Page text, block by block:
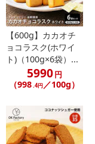
【600g】カカオチ
ョコラスク(ホワイ
ト)（100g×6袋）...
5990円
（998.4円／100g）